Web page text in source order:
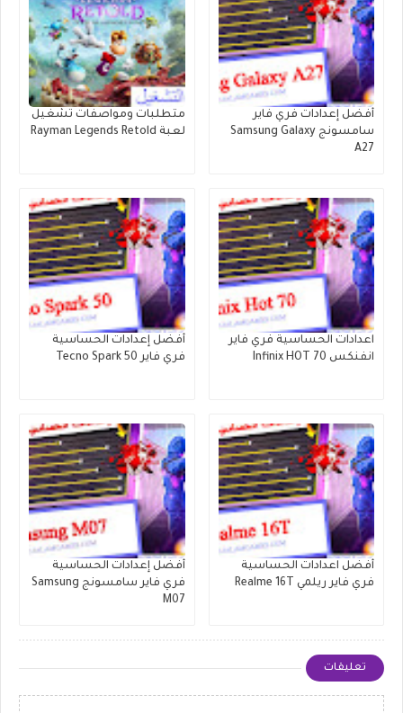
أفضل إعدادات فري فاير
سامسونج Samsung Galaxy
A27
متطلبات ومواصفات تشغيل
لعبة Rayman Legends Retold
اعدادات الحساسية فري فاير
انفنكس Infinix HOT 70
أفضل إعدادات الحساسية
فري فاير Tecno Spark 50
أفضل اعدادات الحساسية
فري فاير ريلمي Realme 16T
أفضل إعدادات الحساسية
فري فاير سامسونج Samsung
M07
تعليقات